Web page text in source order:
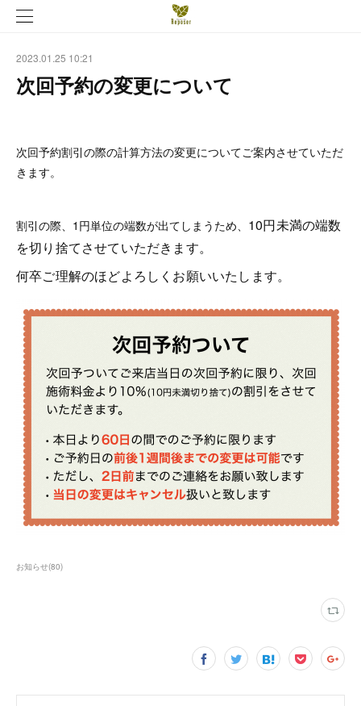
2023.01.25 10:21
次回予約の変更について
次回予約割引の際の計算方法の変更についてご案内させていただ
きます。
割引の際、1円単位の端数が出てしまうため、 10円未満の端数
を切り捨てさせていただきます。
何卒ご理解のほどよろしくお願いいたします。
お知らせ(80)